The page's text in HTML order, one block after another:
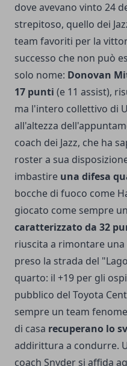
dove avevano vinto 24
strepitoso, quello dei
team favoriti per la
successo che non può
solo nome: Donovan
17 punti (e 11 assist),
ma l'intero collettivo di
all'altezza
coach dei Jazz, che ha
roster a sua
imbastire una difesa
bocche di fuoco come
giocato come sempre
caratterizzato da 32
riuscita a rimontare
preso la strada del
quarto: il +19 per gli
pubblico del Toyota
sempre un team
di casa recuperano lo
addirittura a condurre.
coach Snyder si affida